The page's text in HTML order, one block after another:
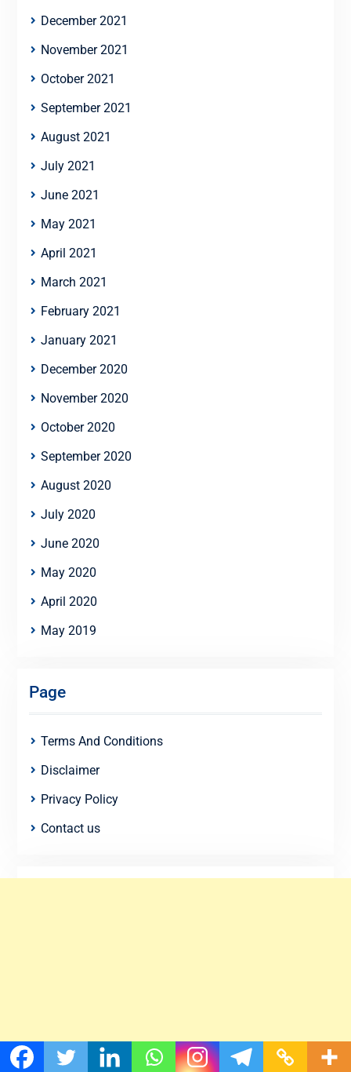
December 2021
November 2021
October 2021
September 2021
August 2021
July 2021
June 2021
May 2021
April 2021
March 2021
February 2021
January 2021
December 2020
November 2020
October 2020
September 2020
August 2020
July 2020
June 2020
May 2020
April 2020
May 2019
Page
Terms And Conditions
Disclaimer
Privacy Policy
Contact us